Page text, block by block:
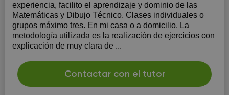
experiencia, facilito el aprendizaje y dominio de las
Matemáticas y Dibujo Técnico. Clases individuales o
grupos máximo tres. En mi casa o a domicilio. La
metodología utilizada es la realización de ejercicios con
explicación de muy clara de ...
Contactar con el tutor